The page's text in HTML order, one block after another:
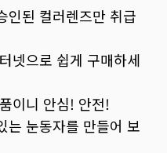
인된 컬러렌즈만 취급
넷으로 쉽게 구매하세
이니 안심! 안전!
는 눈동자를 만들어 보